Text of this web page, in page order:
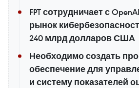
FPT сотрудничает с
рынок
240 млрд долларов США
Необходимо создать
обеспечение для
и систему показателей